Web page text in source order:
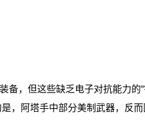
备，但这些缺乏电子对抗能力
，阿塔手中部分美制武器，反